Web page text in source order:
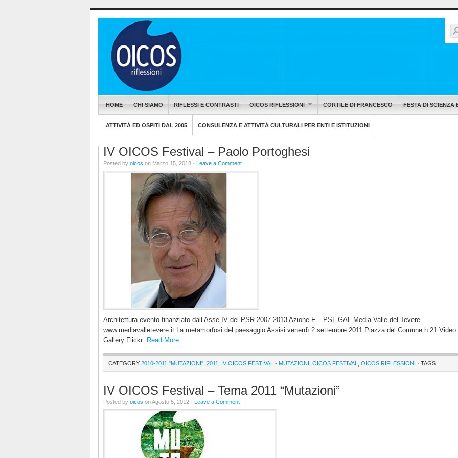
HOME CHI SIAMO RIFLESSI E CONTRASTI OICOS RIFLESSIONI CORTILE DI FRANCESCO FESTA DI SCIENZA
ATTIVITÀ ED OSPITI DAL 2005 CONSULENZA E ATTIVITÀ CULTURALI PER ENTI E ISTITUZIONI
IV OICOS Festival – Paolo Portoghesi
Posted by oicos on Marzo 15, 2018 · Leave a Comment
Architettura evento finanziato dall’Asse IV del PSR 2007-2013 Azione F – PSL GAL Media Valle del Tevere
www.mediavalletevere.it La metamorfosi del paesaggio Assisi venerdì 2 settembre 2011 Piazza del Comune h.21 Video
Gallery Flickr
Read More
CATEGORY 2010-2011 "MUTAZIONI" 2011 IV OICOS FESTIVAL - MUTAZIONI OICOS FESTIVAL OICOS RIFLESSIONI · TAGS
IV OICOS Festival – Tema 2011 “Mutazioni”
Posted by oicos on Agosto 5, 2012 · Leave a Comment